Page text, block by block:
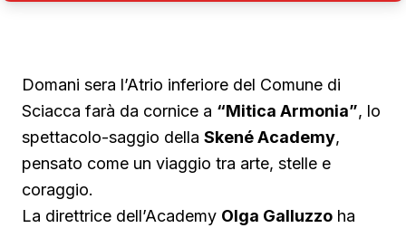
Domani sera l’Atrio inferiore del Comune di
Sciacca farà da cornice a “Mitica Armonia”, lo
spettacolo-saggio della Skené Academy,
pensato come un viaggio tra arte, stelle e
coraggio.
La direttrice dell’Academy Olga Galluzzo ha